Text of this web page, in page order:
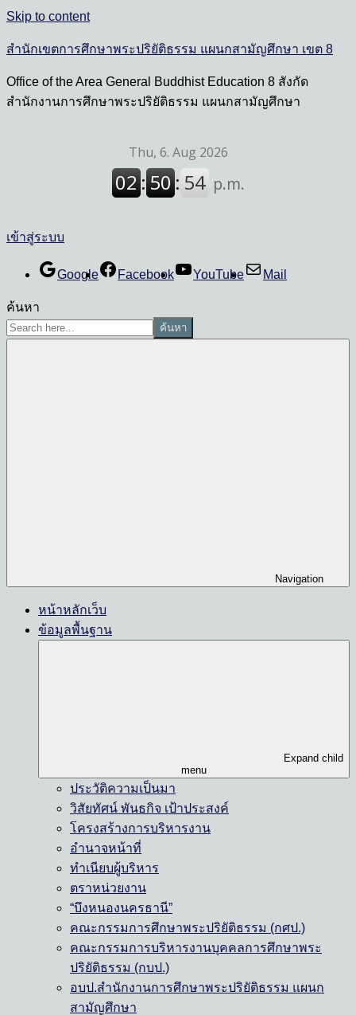
Skip to content
สำนักเขตการศึกษาพระปริยัติธรรม แผนกสามัญศึกษา เขต 8
Office of the Area General Buddhist Education 8 สังกัด
สำนักงานการศึกษาพระปริยัติธรรม แผนกสามัญศึกษา
เข้าสู่ระบบ
Google Facebook YouTube Mail
ค้นหา
ค้นหา
Navigation
หน้าหลักเว็บ
ข้อมูลพื้นฐาน
Expand child
menu
ประวัติความเป็นมา
วิสัยทัศน์ พันธกิจ เป้าประสงค์
โครงสร้างการบริหารงาน
อำนาจหน้าที่
ทำเนียบผู้บริหาร
ตราหน่วยงาน
“บึงหนองนครธานี”
คณะกรรมการศึกษาพระปริยัติธรรม (กศป.)
คณะกรรมการบริหารงานบุคคลการศึกษาพระ
ปริยัติธรรม (กบป.)
อบป.สำนักงานการศึกษาพระปริยัติธรรม แผนก
สามัญศึกษา